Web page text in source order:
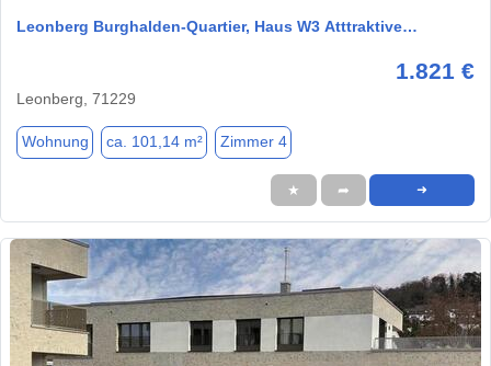
Leonberg Burghalden-Quartier, Haus W3 Atttraktive…
1.821 €
Leonberg, 71229
Wohnung ca. 101,14 m² Zimmer 4
★ ➦ ➜